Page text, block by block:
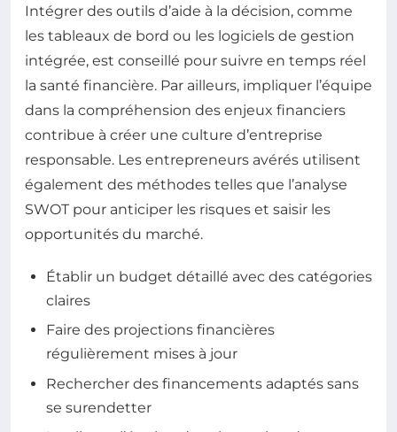
Intégrer des outils d’aide à la décision, comme
les tableaux de bord ou les logiciels de gestion
intégrée, est conseillé pour suivre en temps réel
la santé financière. Par ailleurs, impliquer l’équipe
dans la compréhension des enjeux financiers
contribue à créer une culture d’entreprise
responsable. Les entrepreneurs avérés utilisent
également des méthodes telles que l’analyse
SWOT pour anticiper les risques et saisir les
opportunités du marché.
Établir un budget détaillé avec des catégories
claires
Faire des projections financières
régulièrement mises à jour
Rechercher des financements adaptés sans
se surendetter